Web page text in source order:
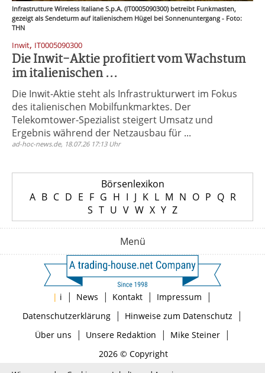
Infrastrutture Wireless Italiane S.p.A. (IT0005090300) betreibt Funkmasten,
gezeigt als Sendeturm auf italienischem Hügel bei Sonnenuntergang - Foto:
THN
Inwit, IT0005090300
Die Inwit-Aktie profitiert vom Wachstum
im italienischen ...
Die Inwit-Aktie steht als Infrastrukturwert im Fokus
des italienischen Mobilfunkmarktes. Der
Telekomtower-Spezialist steigert Umsatz und
Ergebnis während der Netzausbau für ...
ad-hoc-news.de, 18.07.26 17:13 Uhr
Börsenlexikon
A B C D E F G H I J K L M N O P Q R
S T U V W X Y Z
Menü
| i | News | Kontakt | Impressum |
Datenschutzerklärung| Hinweise zum Datenschutz |
Über uns | Unsere Redaktion | Mike Steiner|
2026 © Copyright